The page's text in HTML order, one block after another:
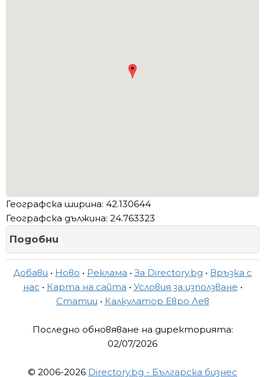
Географска ширина: 42.130644
Географска дължина: 24.763323
Подобни
Добави • Ново • Реклама • За Directory.bg • Връзка с
нас • Карта на сайта • Условия за използване •
Статии • Калкулатор Евро Лев
Последно обновяване на директорията:
02/07/2026
© 2006-2026 Directory.bg - Българска бизнес